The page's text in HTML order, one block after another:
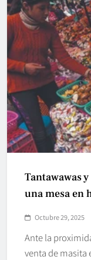
Tantawawas
una mesa en
Octubre 29, 2025
Ante la
venta de masita